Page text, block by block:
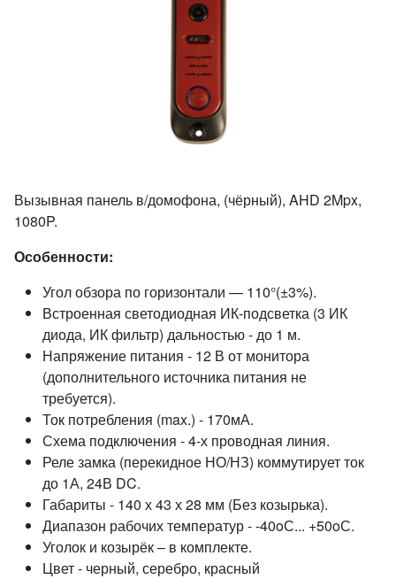
Вызывная панель в/домофона, (чёрный), AHD 2Mpx,
1080P.
Особенности:
Угол обзора по горизонтали — 110°(±3%).
Встроенная светодиодная ИК-подсветка (3 ИК
диода, ИК фильтр) дальностью - до 1 м.
Напряжение питания - 12 В от монитора
(дополнительного источника питания не
требуется).
Ток потребления (max.) - 170мА.
Схема подключения - 4-х проводная линия.
Реле замка (перекидное НО/НЗ) коммутирует ток
до 1А, 24В DC.
Габариты - 140 х 43 х 28 мм (Без козырька).
Диапазон рабочих температур - -40oС... +50oС.
Уголок и козырёк – в комплекте.
Цвет - черный, серебро, красный